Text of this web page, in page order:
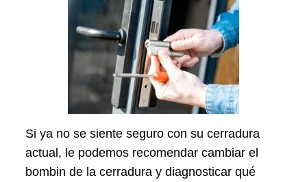
Si ya no se siente seguro con su cerradura
actual, le podemos recomendar cambiar el
bombin de la cerradura y diagnosticar qué